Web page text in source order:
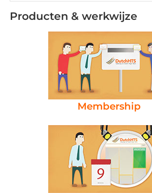
Producten & werkwijze
Membership